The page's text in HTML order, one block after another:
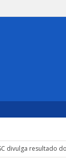
divulga resultado